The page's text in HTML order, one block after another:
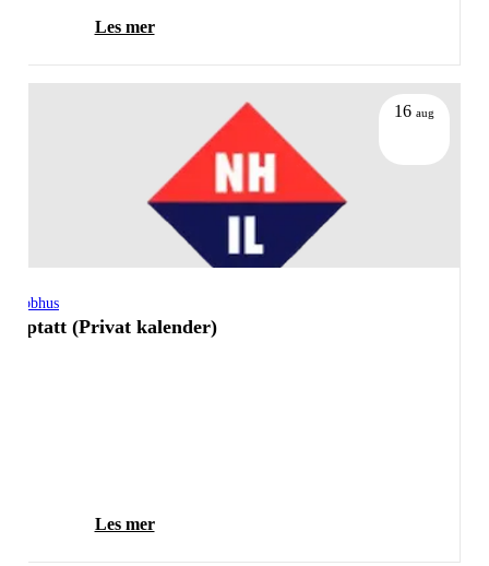
Les mer
Klubbhus
Opptatt (Privat kalender)
Les mer
16 aug